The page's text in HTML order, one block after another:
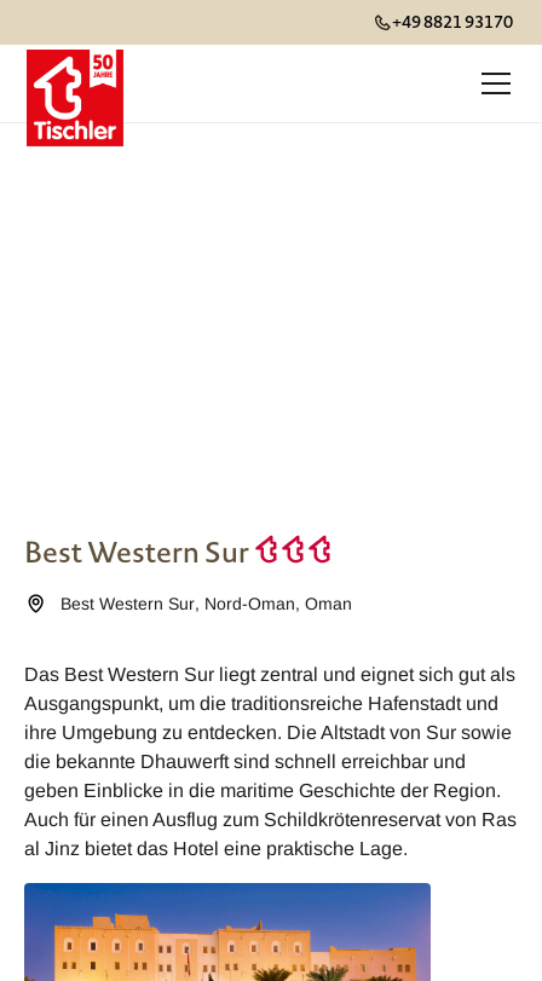
+49 8821 93170
Best Western Sur
Best Western Sur, Nord-Oman,Oman
Das Best Western Sur liegt zentral und eignet sich gut als
Ausgangspunkt, um die traditionsreiche Hafenstadt und
ihre Umgebung zu entdecken. Die Altstadt von Sur sowie
die bekannte Dhauwerft sind schnell erreichbar und
geben Einblicke in die maritime Geschichte der Region.
Auch für einen Ausflug zum Schildkrötenreservat von Ras
al Jinz bietet das Hotel eine praktische Lage.